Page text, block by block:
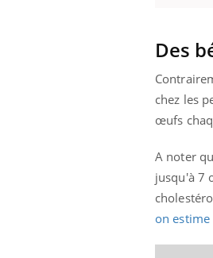
Des
chez les
œufs
A noter
jusqu'à 7
on